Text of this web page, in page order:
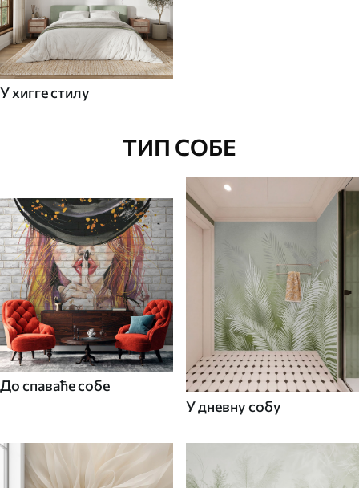
У хигге стилу
ТИП СОБЕ
До спаваће собе
У дневну собу